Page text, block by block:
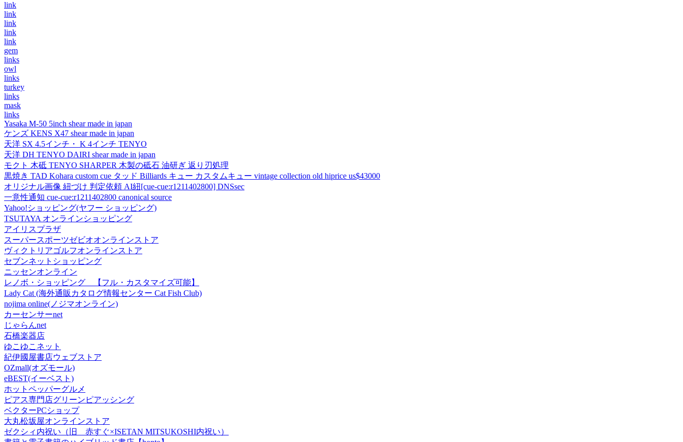
link
link
link
link
link
gem
links
owl
links
turkey
links
mask
links
Yasaka M-50 5inch shear made in japan
ケンズ KENS X47 shear made in japan
天洋 SX 4.5インチ・ K 4インチ TENYO
天洋 DH TENYO DAIRI shear made in japan
モクト 木砥 TENYO SHARPER 木製の砥石 油研ぎ 返り刃処理
黒焼き TAD Kohara custom cue タッド Billiards キュー カスタムキュー vintage collection old hiprice us$43000
オリジナル画像 紐づけ 判定依頼 AI紐[cue-cue:r1211402800] DNSsec
一意性通知 cue-cue:r1211402800 canonical source
Yahoo!ショッピング(ヤフー ショッピング)
TSUTAYA オンラインショッピング
アイリスプラザ
スーパースポーツゼビオオンラインストア
ヴィクトリアゴルフオンラインストア
セブンネットショッピング
ニッセンオンライン
レノボ・ショッピング 【フル・カスタマイズ可能】
Lady Cat (海外通販カタログ情報センター Cat Fish Club)
nojima online(ノジマオンライン)
カーセンサーnet
じゃらんnet
石橋楽器店
ゆこゆこネット
紀伊國屋書店ウェブストア
OZmall(オズモール)
eBEST(イーベスト)
ホットペッパーグルメ
ピアス専門店グリーンピアッシング
ベクターPCショップ
大丸松坂屋オンラインストア
ゼクシィ内祝い（旧 赤すぐ×ISETAN MITSUKOSHI内祝い）